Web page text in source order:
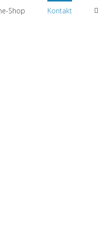
Shop Kontakt